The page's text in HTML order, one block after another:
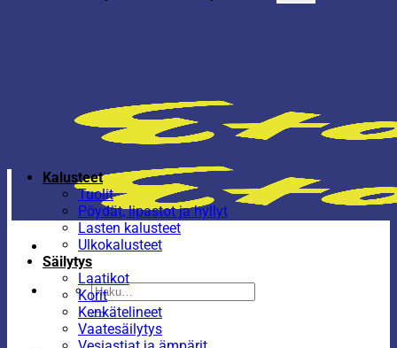
Etsi:
Kalusteet
Tuolit
Pöydät, lipastot ja hyllyt
Lasten kalusteet
Ulkokalusteet
Säilytys
Laatikot
Korit
Kenkätelineet
Vaatesäilytys